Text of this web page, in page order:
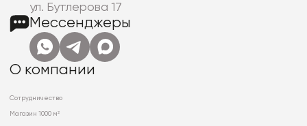
ул. Бутлерова 17
Мессенджеры
О компании
Сотрудничество
Магазин 1000 м²